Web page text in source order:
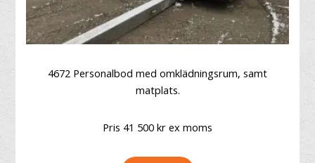
4672 Personalbod med omklädningsrum, samt
matplats.
Pris 41 500 kr ex moms